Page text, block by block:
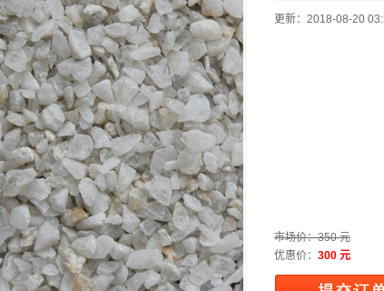
更新：2018-08-20
市场价：350 元
优惠价： 300 元